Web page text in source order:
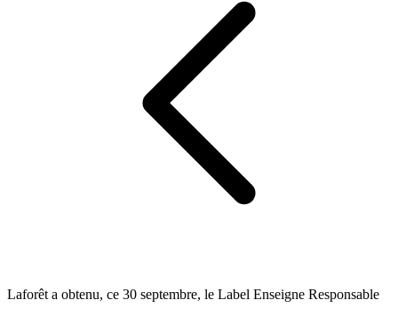
Laforêt a obtenu, ce 30 septembre, le Label Enseigne Responsable